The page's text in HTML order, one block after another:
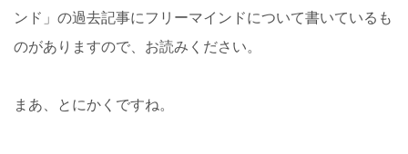
ンド」の過去記事にフリーマインドについて書いているも
のがありますので、お読みください。
まあ、とにかくですね。